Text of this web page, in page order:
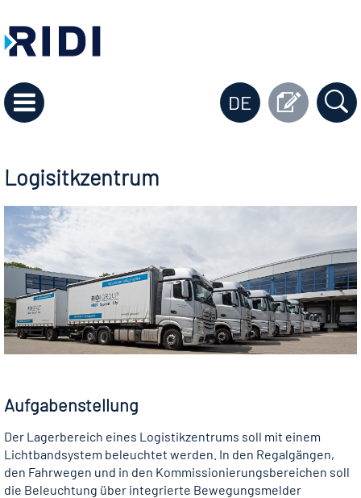
DE
Logisitkzentrum
Aufgabenstellung
Der Lagerbereich eines Logistikzentrums soll mit einem
Lichtbandsystem beleuchtet werden. In den Regalgängen,
den Fahrwegen und in den Kommissionierungsbereichen soll
die Beleuchtung über integrierte Bewegungsmelder